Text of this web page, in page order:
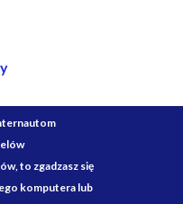
to zgadzasz się
komputera lub